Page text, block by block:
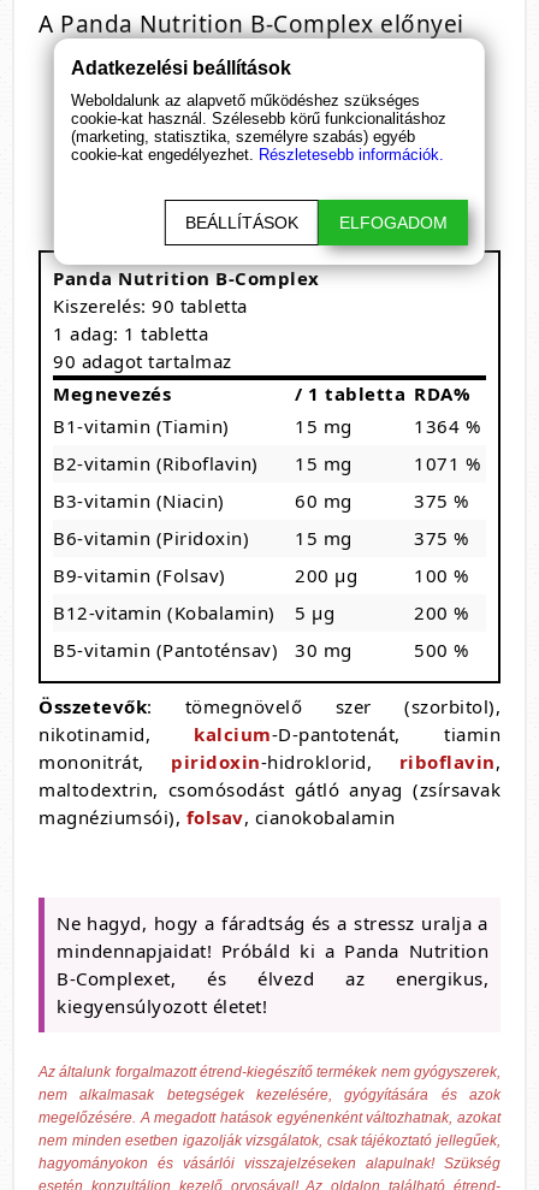
A Panda Nutrition B-Complex előnyei
Támogatja az energia szintet
Erősíti az immunrendszert
Javítja a mentális teljesítményt
Csökkenti a stressz és szorongás tüneteit
Panda Nutrition B-Complex
Kiszerelés: 90 tabletta
1 adag: 1 tabletta
90 adagot tartalmaz
Megnevezés
/ 1 tabletta RDA%
B1-vitamin (Tiamin)
15 mg
1364 %
B2-vitamin (Riboflavin)
15 mg
1071 %
B3-vitamin (Niacin)
60 mg
375 %
B6-vitamin (Piridoxin)
15 mg
375 %
B9-vitamin (Folsav)
200 µg
100 %
B12-vitamin (Kobalamin)
5 µg
200 %
B5-vitamin (Pantoténsav)
30 mg 500 %
Összetevők: tömegnövelő szer (szorbitol),
nikotinamid, kalcium-D-pantotenát, tiamin
mononitrát, piridoxin-hidroklorid, riboflavin,
maltodextrin, csomósodást gátló anyag (zsírsavak
magnéziumsói), folsav, cianokobalamin
Ne hagyd, hogy a fáradtság és a stressz uralja a
mindennapjaidat! Próbáld ki a Panda Nutrition
B-Complexet, és élvezd az energikus,
kiegyensúlyozott életet!
Az általunk forgalmazott étrend-kiegészítő termékek nem gyógyszerek,
nem alkalmasak betegségek kezelésére, gyógyítására és azok
megelőzésére. A megadott hatások egyénenként változhatnak, azokat
nem minden esetben igazolják vizsgálatok, csak tájékoztató jellegűek,
hagyományokon és vásárlói visszajelzéseken alapulnak! Szükség
esetén konzultáljon kezelő orvosával! Az oldalon található étrend-
Adatkezelési beállítások
Weboldalunk az alapvető működéshez szükséges
cookie-kat használ. Szélesebb körű funkcionalitáshoz
(marketing, statisztika, személyre szabás) egyéb
cookie-kat engedélyezhet. Részletesebb információk.
BEÁLLÍTÁSOK ELFOGADOM